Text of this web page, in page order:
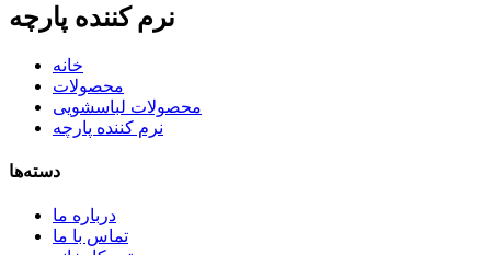
نرم کننده پارچه
خانه
محصولات
محصولات لباسشویی
نرم کننده پارچه
دسته‌ها
درباره ما
تماس با ما